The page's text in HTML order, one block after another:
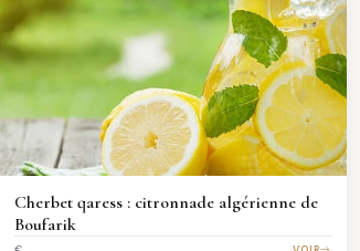
Cherbet qaress : citronnade algérienne de
Boufarik